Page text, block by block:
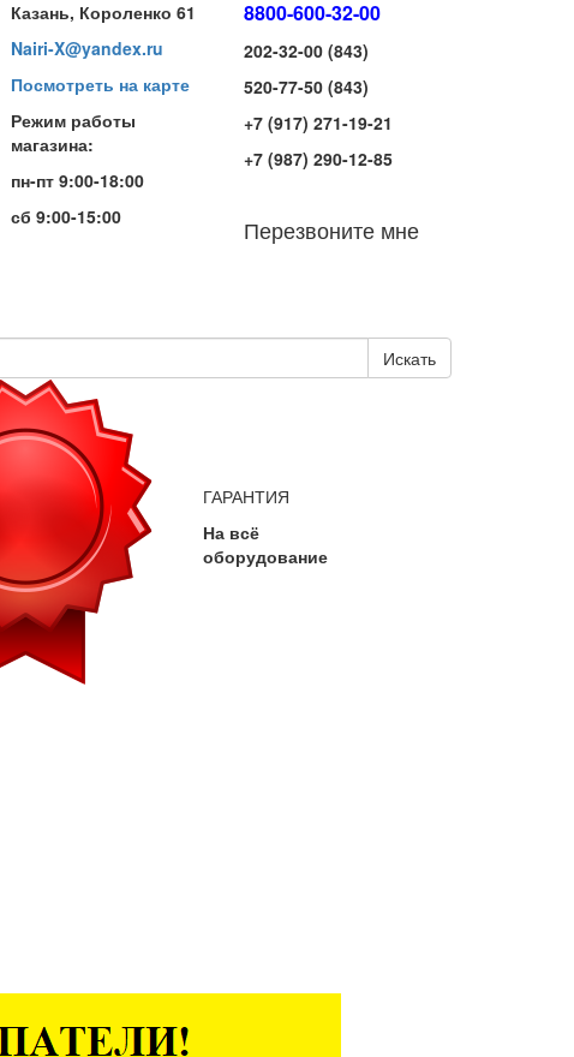
Казань, Короленко 61
Nairi-X@yandex.ru
Посмотреть на карте
Режим работы
магазина:
пн-пт 9:00-18:00
сб 9:00-15:00
8800-600-32-00
202-32-00 (843)
520-77-50 (843)
+7 (917) 271-19-21
+7 (987) 290-12-85
Перезвоните мне
Искать
ГАРАНТИЯ
На всё
оборудование